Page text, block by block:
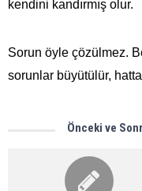
kendini kandırmış olur.
Sorun öyle çözülmez.
sorunlar büyütülür,
Önceki ve